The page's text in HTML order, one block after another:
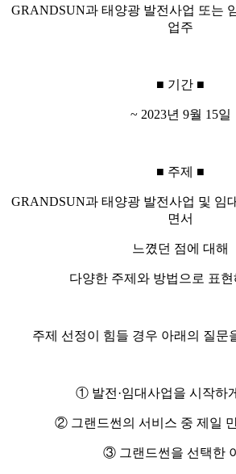
GRANDSUN과 태양광 발전사업 또는
업주
■ 기간 ■
~ 2023년 9월 15일
■ 주제 ■
GRANDSUN과 태양광 발전사업 및 임
면서
느꼈던 점에 대해
다양한 주제와 방법으로 표현
주제 선정이 힘들 경우 아래의 질문
① 발전 ·임대사업을 시작하
② 그랜드썬의 서비스 중 제일
③ 그랜드썬 을 선택한